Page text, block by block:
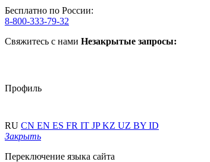
Бесплатно по России:
8-800-333-79-32
Свяжитесь с нами Незакрытые запросы:
Профиль
RU CN EN ES FR IT JPKZ UZ BY ID
Закрыть
Переключение языка сайта